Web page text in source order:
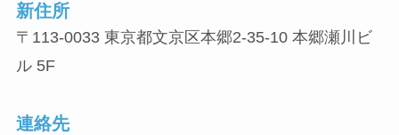
新住所
〒113-0033 東京都文京区本郷2-35-10 本郷瀬川ビ
ル 5F
連絡先